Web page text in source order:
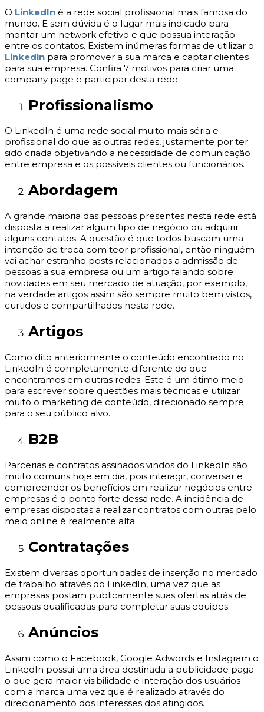
O LinkedIn é a rede social profissional mais famosa do
mundo. E sem dúvida é o lugar mais indicado para
montar um network efetivo e que possua interação
entre os contatos. Existem inúmeras formas de utilizar o
Linkedin para promover a sua marca e captar clientes
para sua empresa. Confira 7 motivos para criar uma
company page e participar desta rede:
Profissionalismo
O LinkedIn é uma rede social muito mais séria e
profissional do que as outras redes, justamente por ter
sido criada objetivando a necessidade de comunicação
entre empresa e os possíveis clientes ou funcionários.
Abordagem
A grande maioria das pessoas presentes nesta rede está
disposta a realizar algum tipo de negócio ou adquirir
alguns contatos. A questão é que todos buscam uma
intenção de troca com teor profissional, então ninguém
vai achar estranho posts relacionados a admissão de
pessoas a sua empresa ou um artigo falando sobre
novidades em seu mercado de atuação, por exemplo,
na verdade artigos assim são sempre muito bem vistos,
curtidos e compartilhados nesta rede.
Artigos
Como dito anteriormente o conteúdo encontrado no
LinkedIn é completamente diferente do que
encontramos em outras redes. Este é um ótimo meio
para escrever sobre questões mais técnicas e utilizar
muito o marketing de conteúdo, direcionado sempre
para o seu público alvo.
B2B
Parcerias e contratos assinados vindos do LinkedIn são
muito comuns hoje em dia, pois interagir, conversar e
compreender os benefícios em realizar negócios entre
empresas é o ponto forte dessa rede. A incidência de
empresas dispostas a realizar contratos com outras pelo
meio online é realmente alta.
Contratações
Existem diversas oportunidades de inserção no mercado
de trabalho através do LinkedIn, uma vez que as
empresas postam publicamente suas ofertas atrás de
pessoas qualificadas para completar suas equipes.
Anúncios
Assim como o Facebook, Google Adwords e Instagram o
LinkedIn possui uma área destinada a publicidade paga
o que gera maior visibilidade e interação dos usuários
com a marca uma vez que é realizado através do
direcionamento dos interesses dos atingidos.